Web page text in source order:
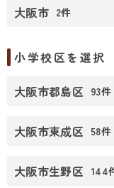
大阪市 2件
小学校区を選択
大阪市都島区 93件
大阪市東成区 58件
大阪市生野区 144